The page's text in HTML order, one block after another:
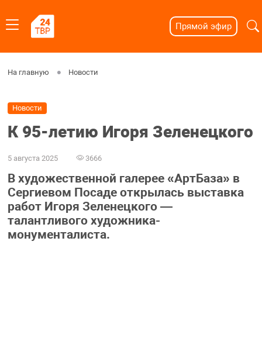
Прямой эфир
На главную Новости
Новости
К 95-летию Игоря Зеленецкого
5 августа 2025 3666
В художественной галерее «АртБаза» в
Сергиевом Посаде открылась выставка
работ Игоря Зеленецкого —
талантливого художника-
монументалиста.